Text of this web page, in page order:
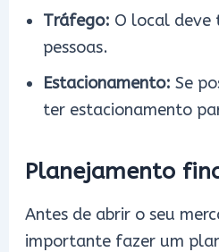
Tráfego: O local deve
pessoas.
Estacionamento: Se
ter estacionamento
Planejamento
Antes de abrir o seu
importante fazer um